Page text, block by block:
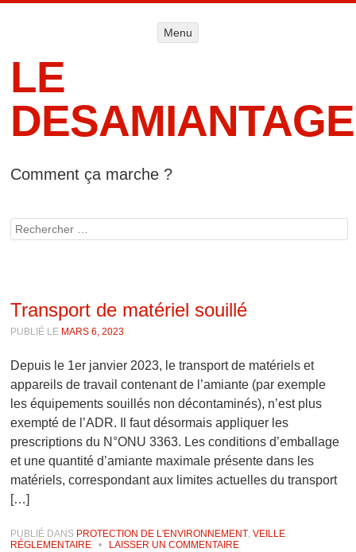
Menu
LE
DESAMIANTAGE
Comment ça marche ?
Rechercher
Transport de matériel souillé
PUBLIÉ LE MARS 6, 2023
Depuis le 1er janvier 2023, le transport de matériels et
appareils de travail contenant de l’amiante (par exemple
les équipements souillés non décontaminés), n’est plus
exempté de l’ADR. Il faut désormais appliquer les
prescriptions du N°ONU 3363. Les conditions d’emballage
et une quantité d’amiante maximale présente dans les
matériels, correspondant aux limites actuelles du transport
[…]
PUBLIÉ DANS PROTECTION DE L'ENVIRONNEMENT,VEILLE
RÉGLEMENTAIRE
• LAISSER UN COMMENTAIRE